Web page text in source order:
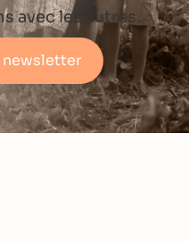
avec les autres.
newsletter